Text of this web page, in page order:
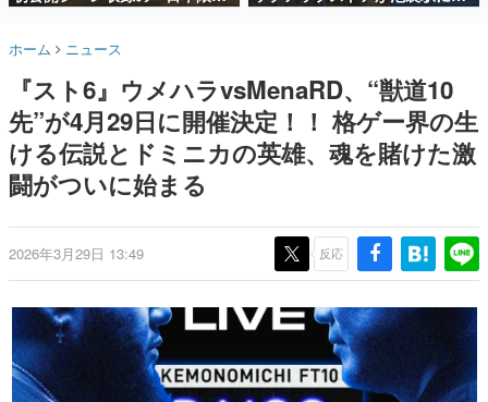
名作ゲームクリエイターの方々に製作時のエピソードをお
きます。
赫本
この物語を解いてはいけない。『赫本』は、〈試験問題〉
の形をした短編ホラー小説集です。
これからのデジタルゲーム市場を担う若きクリエイター達
の姿を追い、彼らのルーツと情熱を探っていきます。
ゲームに多大な影響を受けた作家さんに取材し、ゲームが
日本のコンテンツ産業やカルチャーに与えた影響を探る企
画です。
日本モバイルゲーム産業史
定」予告映像が解禁。バイオの
「ラクーンシティ総合病院」へ
期間限定で開催。夏のアパレル
ホーム ニュース
『スト6』ウメハラvsMenaRD、“獣道10
先”が4月29日に開催決定！！ 格ゲー界の生
ける伝説とドミニカの英雄、魂を賭けた激
闘がついに始まる
2026年3月29日 13:49 反応